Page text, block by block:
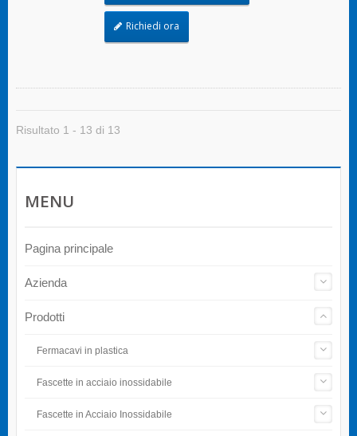
Richiedi ora
Risultato 1 - 13 di 13
MENU
Pagina principale
Azienda
Prodotti
Fermacavi in plastica
Fascette in acciaio inossidabile
Fascette in Acciaio Inossidabile